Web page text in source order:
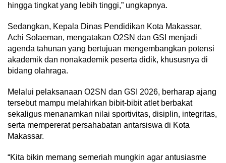
hingga tingkat yang lebih tinggi,” ungkapnya.
Sedangkan, Kepala Dinas Pendidikan Kota Makassar,
Achi Solaeman, mengatakan O2SN dan GSI menjadi
agenda tahunan yang bertujuan mengembangkan potensi
akademik dan nonakademik peserta didik, khususnya di
bidang olahraga.
Melalui pelaksanaan O2SN dan GSI 2026, berharap ajang
tersebut mampu melahirkan bibit-bibit atlet berbakat
sekaligus menanamkan nilai sportivitas, disiplin, integritas,
serta mempererat persahabatan antarsiswa di Kota
Makassar.
“Kita bikin memang semeriah mungkin agar antusiasme